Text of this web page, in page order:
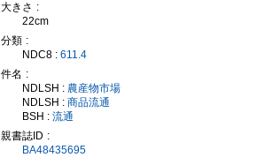
大きさ
22cm
分類
NDC8 : 611.4
件名
NDLSH : 農産物市場
NDLSH : 商品流通
BSH : 流通
親書誌ID
BA48435695